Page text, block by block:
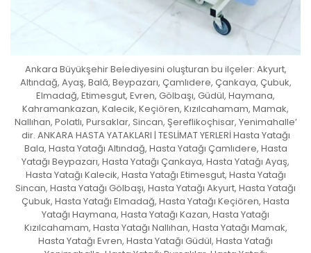
Ankara Büyükşehir Belediyesini oluşturan bu ilçeler: Akyurt,
Altındağ, Ayaş, Balâ, Beypazarı, Çamlıdere, Çankaya, Çubuk,
Elmadağ, Etimesgut, Evren, Gölbaşı, Güdül, Haymana,
Kahramankazan, Kalecik, Keçiören, Kızılcahamam, Mamak,
Nallıhan, Polatlı, Pursaklar, Sincan, Şereflikoçhisar, Yenimahalle’
dir. ANKARA HASTA YATAKLARI | TESLİMAT YERLERİ Hasta Yatağı
Bala, Hasta Yatağı Altındağ, Hasta Yatağı Çamlıdere, Hasta
Yatağı Beypazarı, Hasta Yatağı Çankaya, Hasta Yatağı Ayaş,
Hasta Yatağı Kalecik, Hasta Yatağı Etimesgut, Hasta Yatağı
Sincan, Hasta Yatağı Gölbaşı, Hasta Yatağı Akyurt, Hasta Yatağı
Çubuk, Hasta Yatağı Elmadağ, Hasta Yatağı Keçiören, Hasta
Yatağı Haymana, Hasta Yatağı Kazan, Hasta Yatağı
Kızılcahamam, Hasta Yatağı Nallıhan, Hasta Yatağı Mamak,
Hasta Yatağı Evren, Hasta Yatağı Güdül, Hasta Yatağı